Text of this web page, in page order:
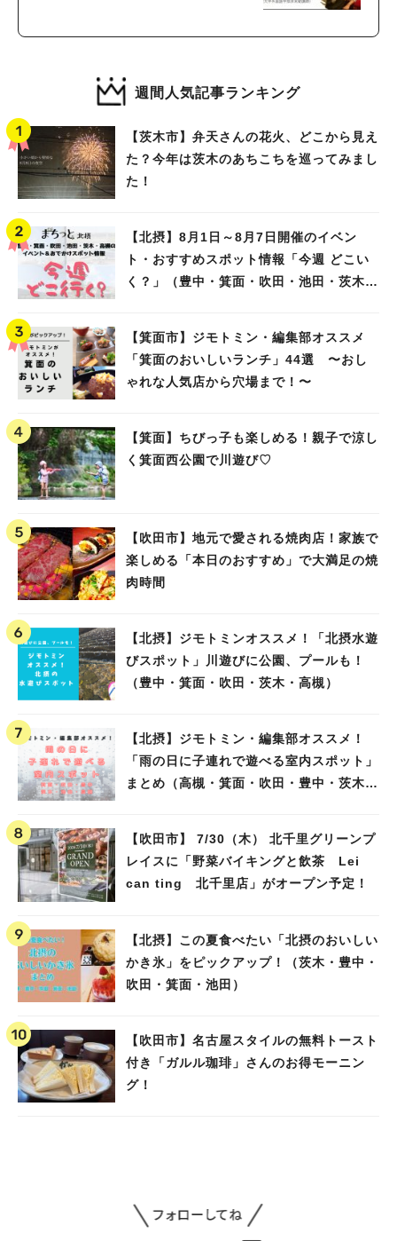
週間人気記事ランキング
【茨木市】弁天さんの花火、どこから見え
た？今年は茨木のあちこちを巡ってみまし
た！
【北摂】8月1日～8月7日開催のイベン
ト・おすすめスポット情報「今週 どこい
く？」（豊中・箕面・吹田・池田・茨木・
【箕面市】ジモトミン・編集部オススメ
「箕面のおいしいランチ」44選 〜おし
ゃれな人気店から穴場まで！〜
【箕面】ちびっ子も楽しめる！親子で涼し
く箕面西公園で川遊び♡
【吹田市】地元で愛される焼肉店！家族で
楽しめる「本日のおすすめ」で大満足の焼
肉時間
【北摂】ジモトミンオススメ！「北摂水遊
びスポット」川遊びに公園、プールも！
（豊中・箕面・吹田・茨木・高槻）
【北摂】ジモトミン・編集部オススメ！
「雨の日に子連れで遊べる室内スポット」
まとめ（高槻・箕面・吹田・豊中・茨木・
【吹田市】 7/30（木） 北千里グリーンプ
レイスに「野菜バイキングと飲茶 Lei
can ting 北千里店」がオープン予定！
【北摂】この夏食べたい「北摂のおいしい
かき氷」をピックアップ！（茨木・豊中・
吹田・箕面・池田）
【吹田市】名古屋スタイルの無料トースト
付き「ガルル珈琲」さんのお得モーニン
グ！